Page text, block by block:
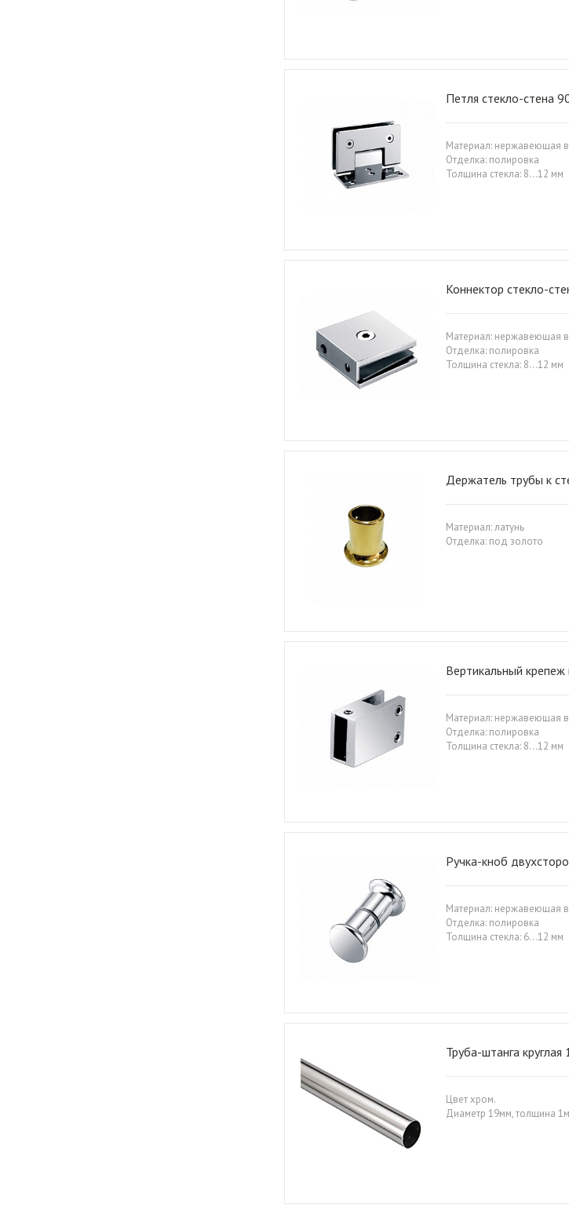
Петля стекло-стена
Материал: нержавеющая
Отделка: полировка
Толщина стекла: 8…12 мм
Коннектор стекло-
Материал: нержавеющая
Отделка: полировка
Толщина стекла: 8…12 мм
Держатель трубы к
Материал: латунь
Отделка: под золото
Вертикальный
Материал: нержавеющая
Отделка: полировка
Толщина стекла: 8…12 мм
Ручка-кноб
Материал: нержавеющая
Отделка: полировка
Толщина стекла: 6…12 мм
Труба-штанга
Цвет хром.
Диаметр 19мм, толщина